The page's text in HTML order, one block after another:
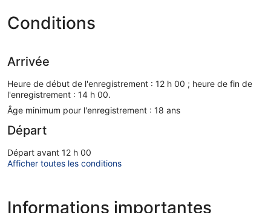
Conditions
Arrivée
Heure de début de l'enregistrement : 12 h 00 ; heure de fin de
l'enregistrement : 14 h 00.
Âge minimum pour l'enregistrement : 18 ans
Départ
Départ avant 12 h 00
Afficher toutes les conditions
Informations importantes